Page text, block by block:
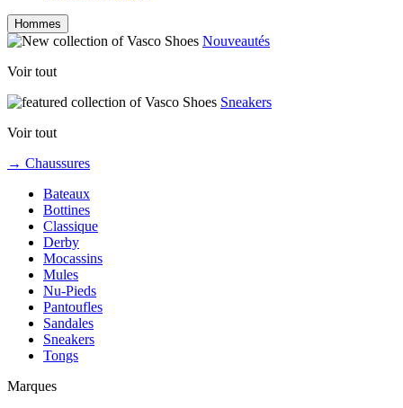
Hommes
Nouveautés
Voir tout
Sneakers
Voir tout
→ Chaussures
Bateaux
Bottines
Classique
Derby
Mocassins
Mules
Nu-Pieds
Pantoufles
Sandales
Sneakers
Tongs
Marques